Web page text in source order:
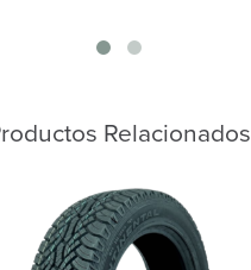
Relacionados